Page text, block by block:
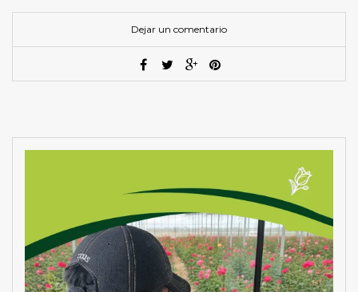
Dejar un comentario